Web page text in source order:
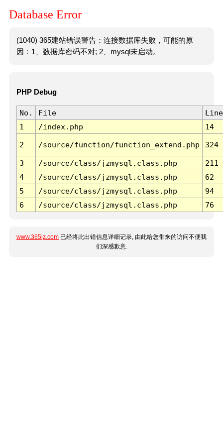
Database Error
(1040) 365建站错误警告：连接数据库失败，可能的原
因：1、数据库密码不对; 2、mysql未启动。
PHP Debug
No. File
Line
1
/index.php 14
2 /source/function/function_extend.php 324
3 /source/class/jzmysql.class.php
211
4
/source/class/jzmysql.class.php
62
5
/source/class/jzmysql.class.php
94
6
/source/class/jzmysql.class.php 76
www.365jz.com 已经将此出错信息详细记录, 由此给您带来的访问不便我
们深感歉意.